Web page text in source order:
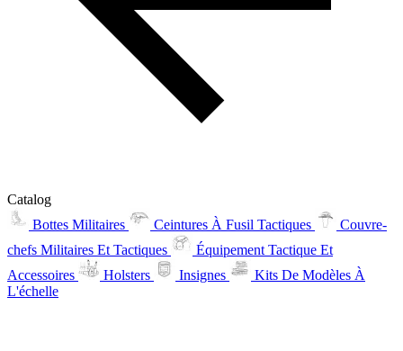
Catalog
Bottes Militaires
Ceintures À Fusil Tactiques
Couvre-
chefs Militaires Et Tactiques
Équipement Tactique Et
Accessoires
Holsters Insignes
Kits De Modèles À
L'échelle